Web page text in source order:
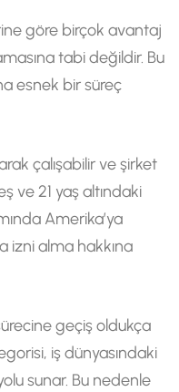
göre birçok avantaj
tabi değildir. Bu
esnek bir süreç
çalışabilir ve şirket
ve 21 yaş altındaki
Amerika’ya
izni alma hakkına
geçiş oldukça
iş dünyasındaki
sunar. Bu nedenle